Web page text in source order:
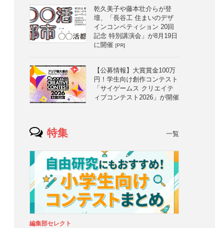
乾久美子や藤本壮介らが登
壇、「長谷工 住まいのデザ
インコンペティション 20回
記念 特別講演会」が8月19日
に開催 [PR]
【公募情報】大賞賞金100万
円！学生向け創作コンテスト
「サイゲームス クリエイテ
ィブコンテスト2026」が開催
特集 一覧
編集部セレクト